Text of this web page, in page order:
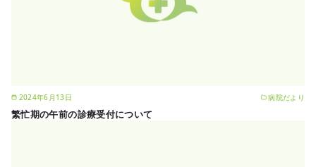
2024年6月13日 病院だより
繁忙期の午前の診療受付について